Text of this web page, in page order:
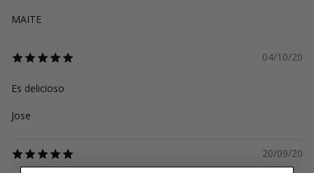
MAITE
04/10/20
Es delicioso
Jose
20/09/20